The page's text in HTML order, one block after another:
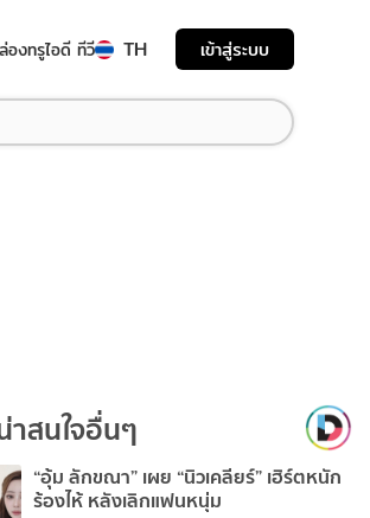
องทรูไอดี ทีวี TH เข้าสู่ระบบ
สนใจอื่นๆ
“อุ้ม ลักขณา” เผย “นิวเคลียร์” เฮิร์ตหนัก
ร้องไห้ หลังเลิกแฟนหนุ่ม